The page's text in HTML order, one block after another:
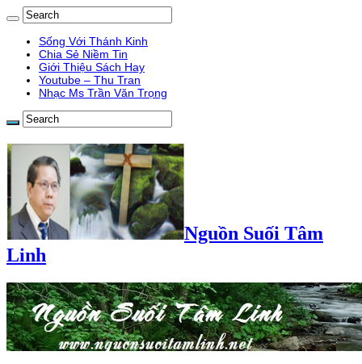
Sống Với Thánh Kinh
Chia Sẻ Niềm Tin
Giới Thiệu Sách Hay
Youtube – Thu Tran
Nhạc Ms Trần Văn Trọng
Nguồn Suối Tâm
Linh